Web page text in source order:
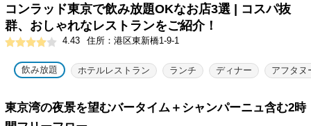
コンラッド東京で飲み放題OKなお店3選 | コスパ抜
群、おしゃれなレストランをご紹介！
4.43 住所：港区東新橋1-9-1
飲み放題 ホテルレストラン ランチ ディナー アフタヌ
東京湾の夜景を望むバータイム＋シャンパーニュ含む2時